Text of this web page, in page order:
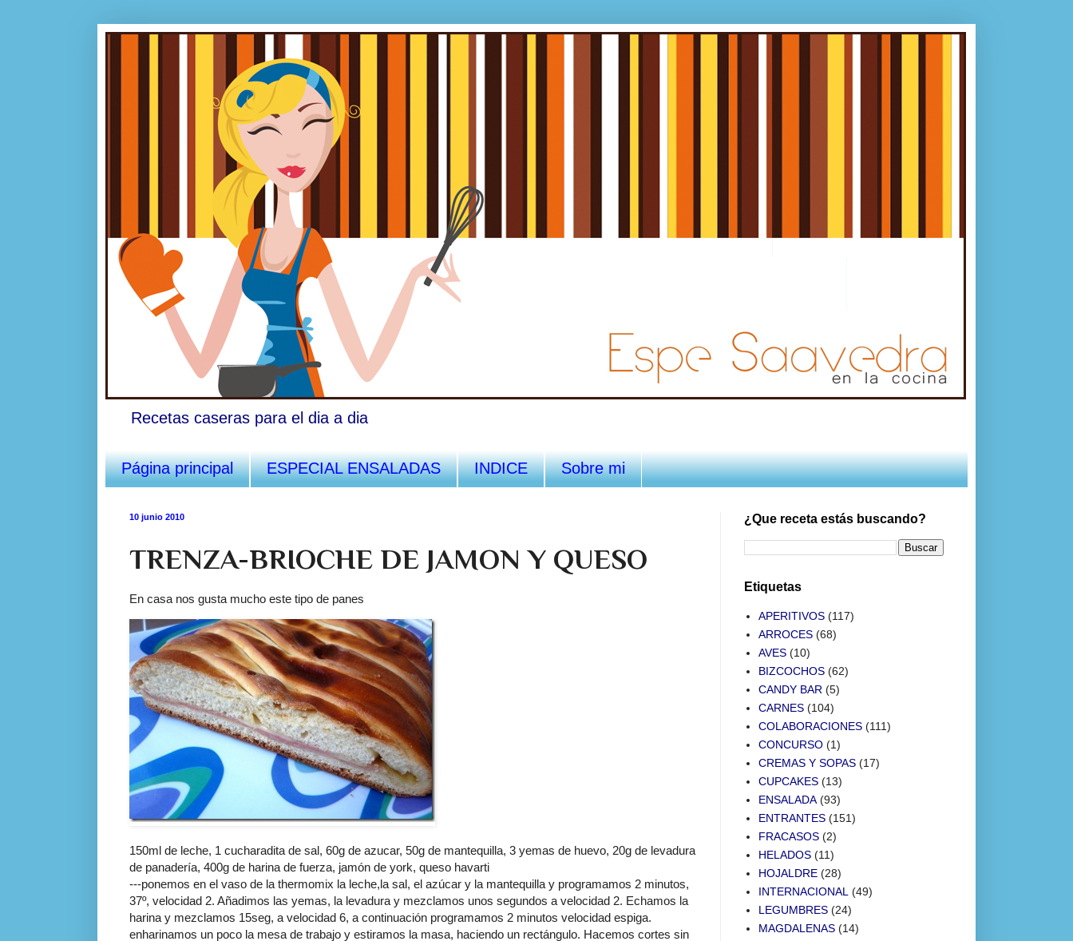
Recetas caseras para el dia a dia
Página principal ESPECIAL ENSALADAS INDICE Sobre mi
10 junio 2010
TRENZA-BRIOCHE DE JAMON Y QUESO
En casa nos gusta mucho este tipo de panes
150ml de leche, 1 cucharaditade sal, 60g de azucar, 50g de mantequilla, 3 yemas de huevo, 20g de levadura
de panadería, 400g de harina de fuerza, jamón de york, queso havarti
---ponemos en el vaso de lathermomix l a l eche,la sal, el azúcar y la mantequilla y programamos 2 minutos,
37º, velocidad 2. Añadimos las yemas, la levadura y mezclamos unos segundos a velocidad 2. Echamos la
harina y mezclamos 15seg, a velocidad 6, acontinuación programamos 2 minutos velocidad espiga.
enharinamos un poco la mesa de trabajo y estiramos la masa, haciendo un rectángulo. Hacemos cortes sin
¿Que receta estás buscando?
Etiquetas
APERITIVOS (117)
ARROCES (68)
AVES (10)
BIZCOCHOS (62)
CANDY BAR (5)
CARNES (104)
COLABORACIONES (111)
CONCURSO (1)
CREMAS Y SOPAS (17)
CUPCAKES (13)
ENSALADA (93)
ENTRANTES (151)
FRACASOS (2)
HELADOS (11)
HOJALDRE (28)
INTERNACIONAL (49)
LEGUMBRES (24)
MAGDALENAS (14)